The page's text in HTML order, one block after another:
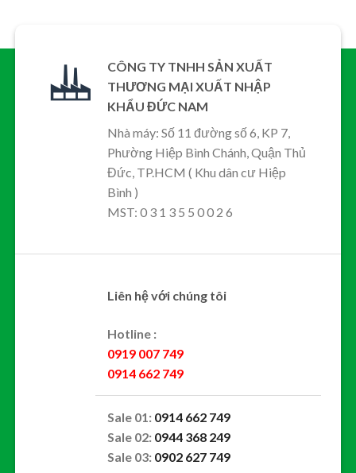
CÔNG TY TNHH SẢN XUẤT
THƯƠNG MẠI XUẤT NHẬP
KHẨU ĐỨC NAM
Nhà máy: Số 11 đường số 6, KP 7,
Phường Hiệp Bình Chánh, Quận Thủ
Đức, TP.HCM ( Khu dân cư Hiệp
Bình )
MST: 0 3 1 3 5 5 0 0 2 6
Liên hệ với chúng tôi
Hotline :
0919 007 749
0914 662 749
Sale 01: 0914 662 749
Sale 02: 0944 368 249
Sale 03: 0902 627 749